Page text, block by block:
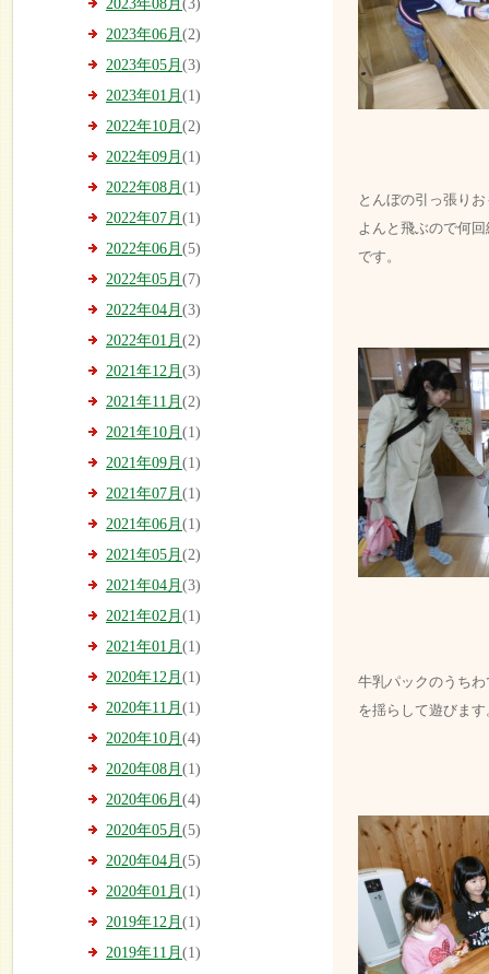
2023年08月 (3)
2023年06月 (2)
2023年05月 (3)
2023年01月 (1)
2022年10月 (2)
2022年09月 (1)
2022年08月 (1)
2022年07月 (1)
2022年06月 (5)
2022年05月 (7)
2022年04月 (3)
2022年01月 (2)
2021年12月 (3)
2021年11月 (2)
2021年10月 (1)
2021年09月 (1)
2021年07月 (1)
2021年06月 (1)
2021年05月 (2)
2021年04月 (3)
2021年02月 (1)
2021年01月 (1)
2020年12月 (1)
2020年11月 (1)
2020年10月 (4)
2020年08月 (1)
2020年06月 (4)
2020年05月 (5)
2020年04月 (5)
2020年01月 (1)
2019年12月 (1)
2019年11月 (1)
とんぼの引っ張り
よんと飛ぶので何
です。
牛乳パックのうち
を揺らして遊びます